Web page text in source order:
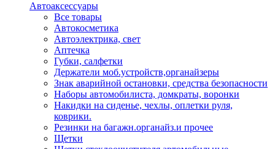
Автоаксессуары
Все товары
Автокосметика
Автоэлектрика, свет
Аптечка
Губки, салфетки
Держатели моб.устройств,органайзеры
Знак аварийной остановки, средства безопасности
Наборы автомобилиста, домкраты, воронки
Накидки на сиденье, чехлы, оплетки руля,
коврики.
Резинки на багажн.органайз.и прочее
Щетки